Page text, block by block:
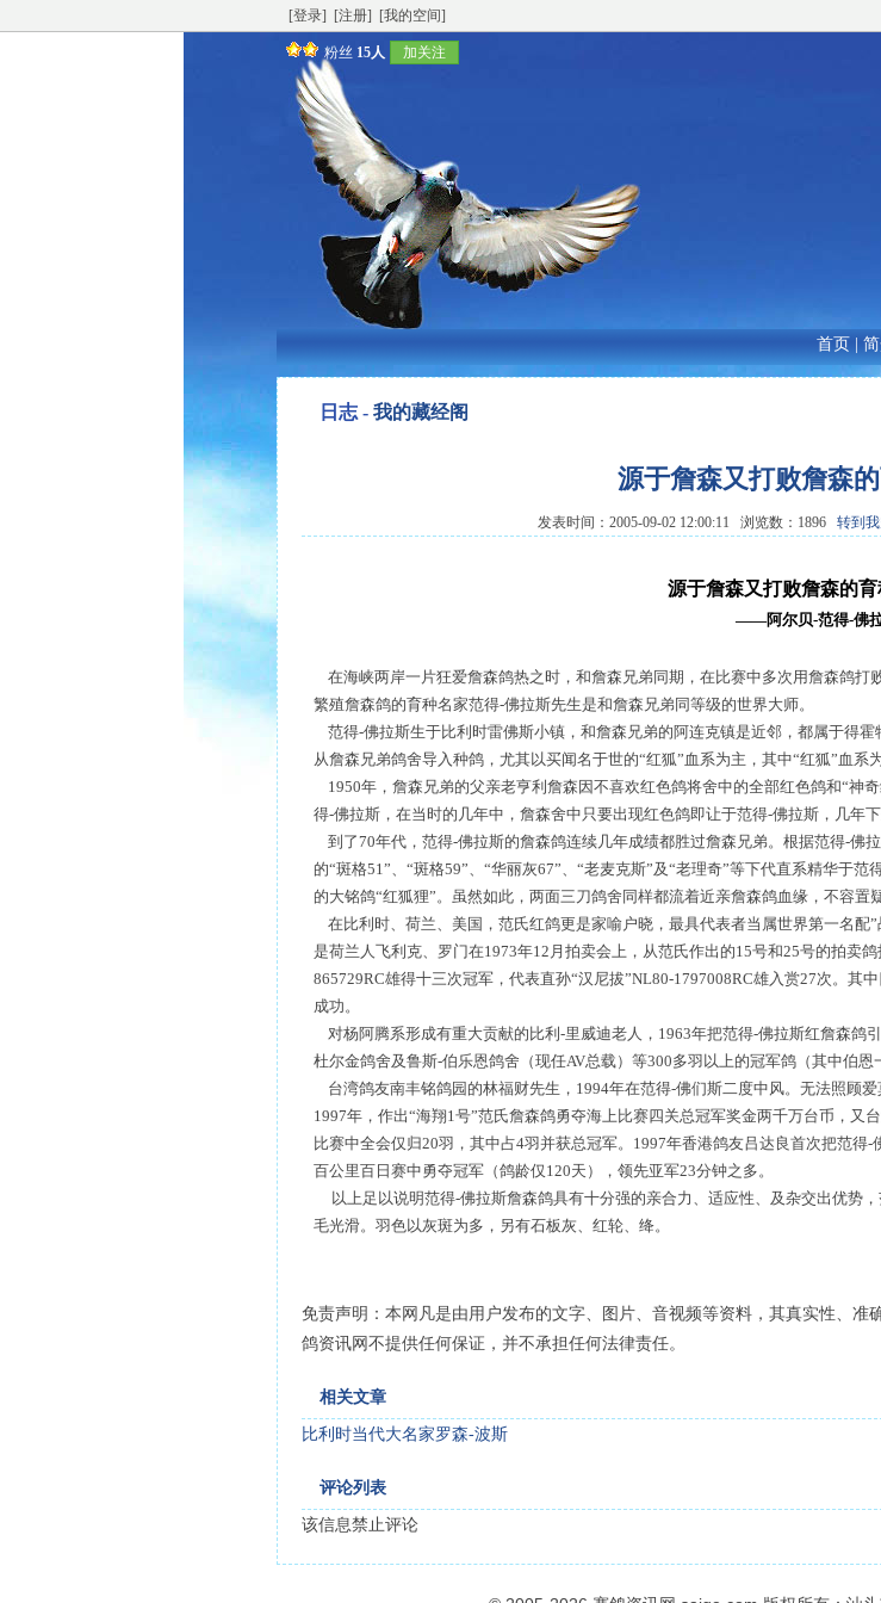
[登录] [注册] [我的空间]
粉丝 15人 加关注
首页
日志 - 我的藏经阁
源于詹森又打败詹森
发表时间：2005-09-02 12:00:11 浏览数：1896 转到
源于詹森又打败詹森的
——阿尔贝-范得-佛
在海峡两岸一片狂爱詹森鸽热之时，和詹森兄弟同期，在比赛中多次用詹森鸽打
繁殖詹森鸽的育种名家范得-佛拉斯先生是和詹森兄弟同等级的世界大师。
范得-佛拉斯生于比利时雷佛斯小镇，和詹森兄弟的阿连克镇是近邻，都属于得
从詹森兄弟鸽舍导入种鸽，尤其以买闻名于世的“红狐”血系为主，其中“红狐”血系
1950年，詹森兄弟的父亲老亨利詹森因不喜欢红色鸽将舍中的全部红色鸽和“神
得-佛拉斯，在当时的几年中，詹森舍中只要出现红色鸽即让于范得-佛拉斯，几年
到了70年代，范得-佛拉斯的詹森鸽连续几年成绩都胜过詹森兄弟。根据范得-佛
的“斑格51”、“斑格59”、“华丽灰67”、“老麦克斯”及“老理奇”等下代直系精华于
的大铭鸽“红狐狸”。虽然如此，两面三刀鸽舍同样都流着近亲詹森鸽血缘，不容置
在比利时、荷兰、美国，范氏红鸽更是家喻户晓，最具代表者当属世界第一名配
是荷兰人飞利克、罗门在1973年12月拍卖会上，从范氏作出的15号和25号的拍卖
865729RC雄得十三次冠军，代表直孙“汉尼拔”NL80-1797008RC雄入赏27次。其
成功。
对杨阿腾系形成有重大贡献的比利-里威迪老人，1963年把范得-佛拉斯红詹森鸽
杜尔金鸽舍及鲁斯-伯乐恩鸽舍（现任AV总载）等300多羽以上的冠军鸽（其中伯恩
台湾鸽友南丰铭鸽园的林福财先生，1994年在范得-佛们斯二度中风。无法照顾
1997年，作出“海翔1号”范氏詹森鸽勇夺海上比赛四关总冠军奖金两千万台币，又
比赛中全会仅归20羽，其中占4羽并获总冠军。1997年香港鸽友吕达良首次把范得
百公里百日赛中勇夺冠军（鸽龄仅120天），领先亚军23分钟之多。
以上足以说明范得-佛拉斯詹森鸽具有十分强的亲合力、适应性、及杂交出优势
毛光滑。羽色以灰斑为多，另有石板灰、红轮、绛。
免责声明：本网凡是由用户发布的文字、图片、音视频等资料，其真实性、
鸽资讯网不提供任何保证，并不承担任何法律责任。
相关文章
比利时当代大名家罗森-波斯
评论列表
该信息禁止评论